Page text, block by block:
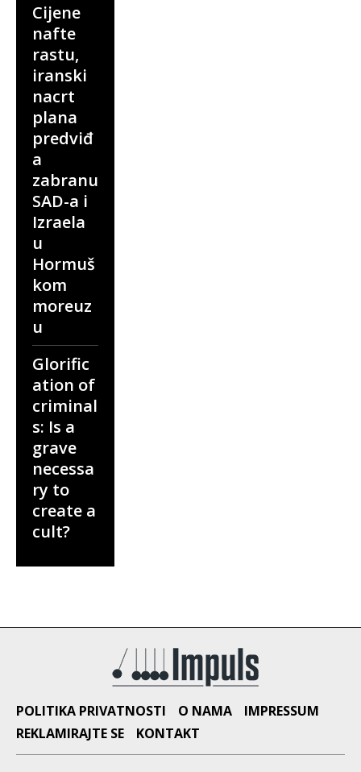
Cijene
nafte
rastu,
iranski
nacrt
plana
predviđ
a
zabranu
SAD-a i
Izraela
u
Hormuš
kom
moreuz
u
Glorific
ation of
criminal
s: Is a
grave
necessa
ry to
create a
cult?
POLITIKA PRIVATNOSTI O NAMA
IMPRESSUM
REKLAMIRAJTE SE
KONTAKT